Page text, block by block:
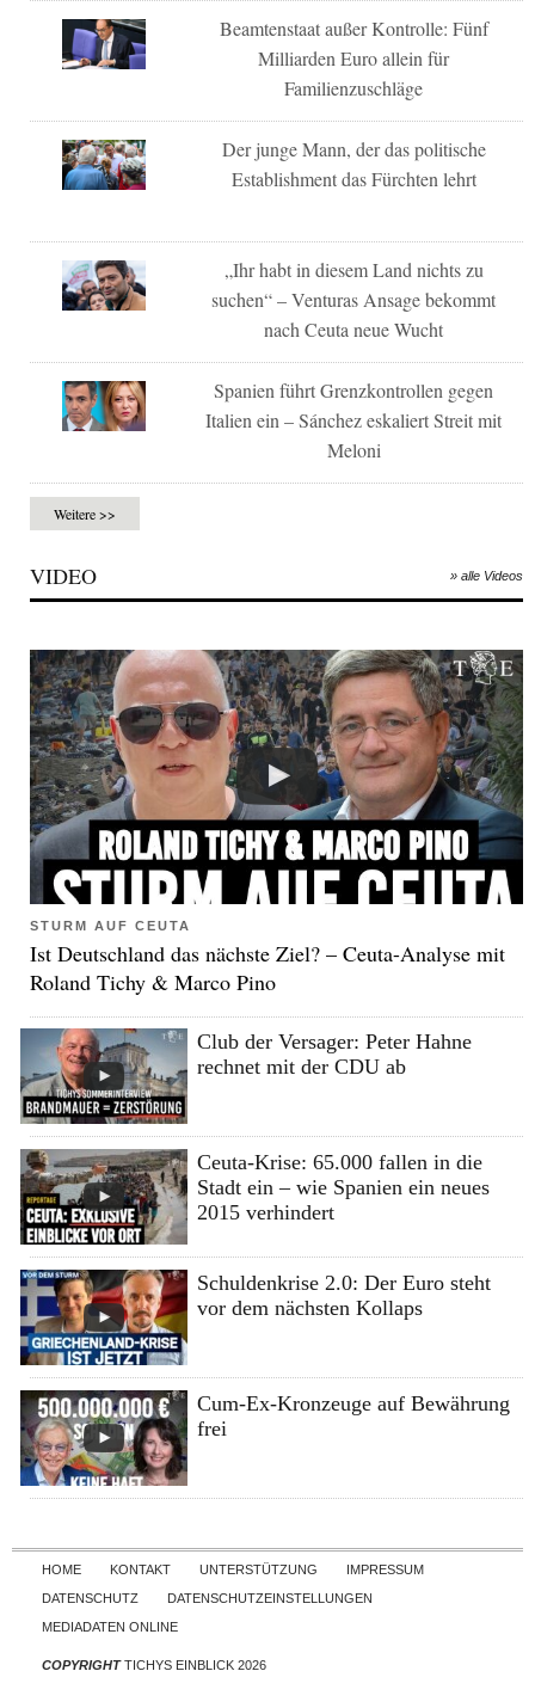
Beamtenstaat außer Kontrolle: Fünf
Milliarden Euro allein für
Familienzuschläge
Der junge Mann, der das politische
Establishment das Fürchten lehrt
„Ihr habt in diesem Land nichts zu
suchen“ – Venturas Ansage bekommt
nach Ceuta neue Wucht
Spanien führt Grenzkontrollen gegen
Italien ein – Sánchez eskaliert Streit mit
Meloni
Weitere >>
VIDEO » alle Videos
STURM AUF CEUTA
Ist Deutschland das nächste Ziel? – Ceuta-Analyse mit
Roland Tichy & Marco Pino
Club der Versager: Peter Hahne
rechnet mit der CDU ab
Ceuta-Krise: 65.000 fallen in die
Stadt ein – wie Spanien ein neues
2015 verhindert
Schuldenkrise 2.0: Der Euro steht
vor dem nächsten Kollaps
Cum-Ex-Kronzeuge auf Bewährung
frei
Skip to content
HOME KONTAKT UNTERSTÜTZUNG
IMPRESSUM
DATENSCHUTZ
DATENSCHUTZEINSTELLUNGEN
MEDIADATEN ONLINE
COPYRIGHTTICHYS EINBLICK 2026